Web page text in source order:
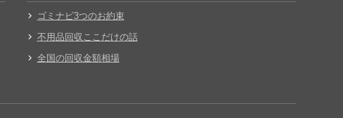
ゴミナビ3つのお約束
不用品回収ここだけの話
全国の回収金額相場